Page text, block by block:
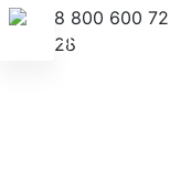
8 800 600 72
28